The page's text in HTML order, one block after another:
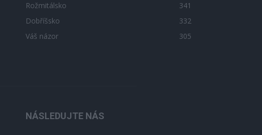
Rožmitálsko
341
Dobříšsko
332
Váš názor
305
NÁSLEDUJTE NÁS